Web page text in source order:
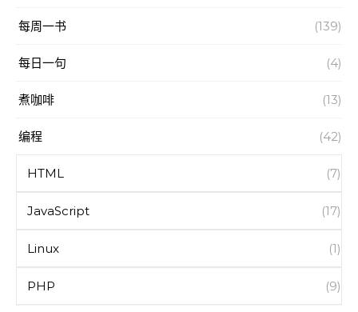
每周一书 (139)
每日一句 (4)
煮咖啡 (13)
编程 (42)
HTML (7)
JavaScript (17)
Linux (1)
PHP (9)